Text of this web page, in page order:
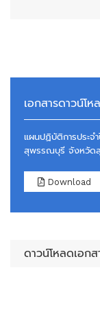
เอกสารดาวน์โห
แผนปฏิบัติการประจ
สุพรรณบุรี จังหวัด
Download
ดาวน์โหลดเอกส